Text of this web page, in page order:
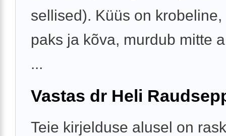
sellised). Küüs on krobeline,
paks ja kõva, murdub mitte
...
Vastas dr Heli
Teie kirjelduse alusel on